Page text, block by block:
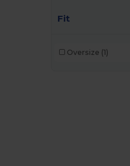
Fit
Oversize (1)